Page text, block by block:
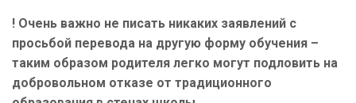
! Очень важно не писать никаких заявлений с
просьбой перевода на другую форму обучения –
таким образом родителя легко могут подловить на
добровольном отказе от традиционного